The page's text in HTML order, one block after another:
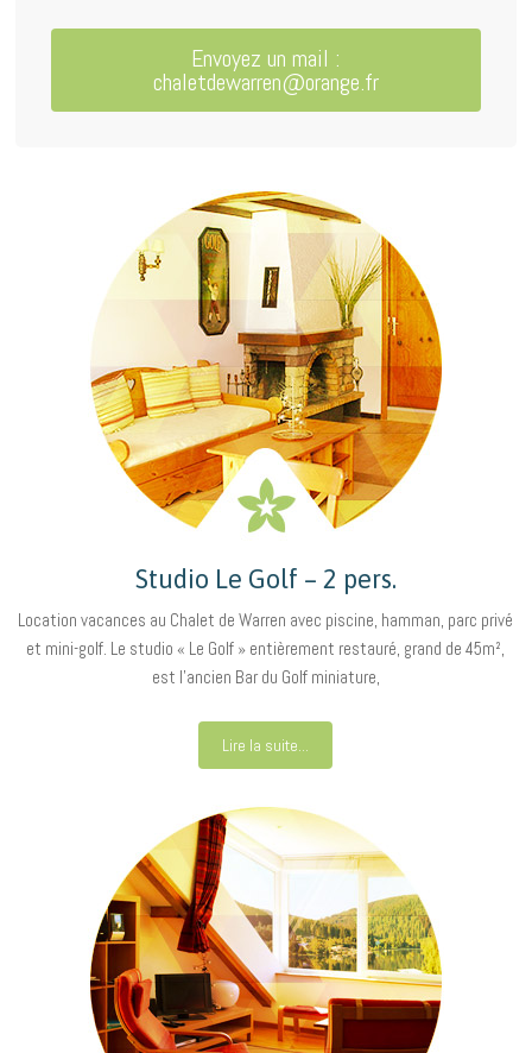
Envoyez un mail :
chaletdewarren@orange.fr
Studio Le Golf – 2 pers.
Location vacances au Chalet de Warren avec piscine, hamman, parc privé
et mini-golf. Le studio « Le Golf » entièrement restauré, grand de 45m²,
est l’ancien Bar du Golf miniature,
Lire la suite...